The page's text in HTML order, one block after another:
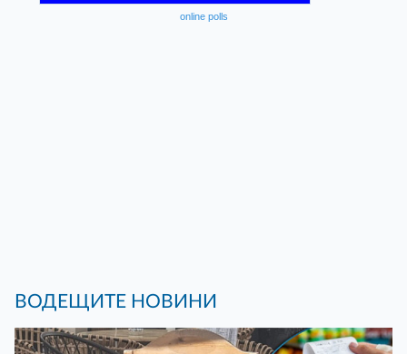
online polls
ВОДЕЩИТЕ НОВИНИ